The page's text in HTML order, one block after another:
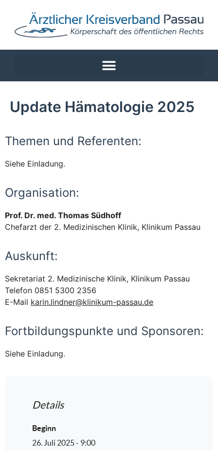
Update Hämatologie 2025
Themen und Referenten:
Siehe Einladung.
Organisation:
Prof. Dr. med. Thomas Südhoff
Chefarzt der 2. Medizinischen Klinik, Klinikum Passau
Auskunft:
Sekretariat 2. Medizinische Klinik, Klinikum Passau
Telefon 0851 5300 2356
E-Mail karin.lindner@klinikum-passau.de
Fortbildungspunkte und Sponsoren:
Siehe Einladung.
Details
Beginn
26. Juli 2025 - 9:00